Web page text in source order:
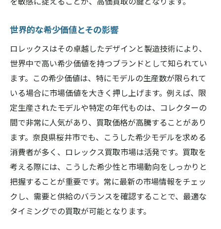
世界的な希少価値とその影響
ロレックスはその卓越したデザインと製造技術により、
世界中で高い希少価値を持つブランドとして知られてい
ます。この希少価値は、特にモデルの生産数が限られて
いる場合に市場価値を大きく押し上げます。例えば、限
定生産されたモデルや特定の年代ものは、コレクターの
間で非常に人気があり、買取価格が高騰することがあり
ます。奈良県桜井市でも、こうした希少モデルを求める
消費者が多く、ロレックス買取市場は活発です。買取を
考える際には、こうした希少性と市場動向をしっかりと
把握することが重要です。常に最新の市場情報をチェッ
クし、需要と供給のバランスを確認することで、最適な
タイミングでの買取が可能となります。